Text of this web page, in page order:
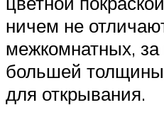
ничем не
межкомнатных,
большей
для открывания.